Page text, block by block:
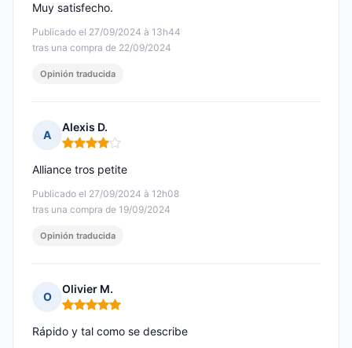
Publicado el 27/09/2024 à 13h44
tras una compra de 22/09/2024
Muy satisfecho.
Opinión traducida
A
Alexis D.
Nota: 4 de 5
Publicado el 27/09/2024 à 12h08
tras una compra de 19/09/2024
Alliance tros petite
Opinión traducida
O
Olivier M.
Nota: 5 de 5
Rápido y tal como se describe